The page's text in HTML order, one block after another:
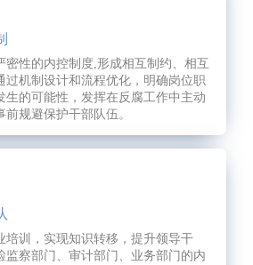
密性的内控制度,形成相互制约、相互
过机制设计和流程优化，明确岗位职
生的可能性，发挥在反腐工作中主动
规避保护干部队伍。
培训，实现知识转移，提升领导干
监察部门、审计部门、业务部门的内